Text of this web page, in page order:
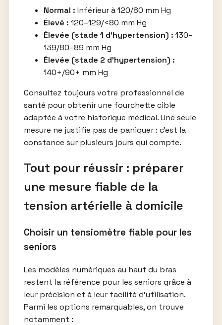
Normal : Inférieur à 120/80 mm Hg
Élevé : 120–129/<80 mm Hg
Élevée (stade 1 d’hypertension) : 130–
139/80–89 mm Hg
Élevée (stade 2 d’hypertension) :
140+/90+ mm Hg
Consultez toujours votre professionnel de
santé pour obtenir une fourchette cible
adaptée à votre historique médical. Une seule
mesure ne justifie pas de paniquer : c’est la
constance sur plusieurs jours qui compte.
Tout pour réussir : préparer
une mesure fiable de la
tension artérielle à domicile
Choisir un tensiomètre fiable pour les
seniors
Les modèles numériques au haut du bras
restent la référence pour les seniors grâce à
leur précision et à leur facilité d’utilisation.
Parmi les options remarquables, on trouve
notamment :